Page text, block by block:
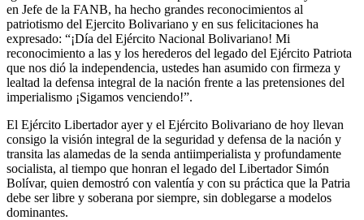
en Jefe de la FANB, ha hecho grandes reconocimientos al
patriotismo del Ejercito Bolivariano y en sus felicitaciones ha
expresado: “¡Día del Ejército Nacional Bolivariano! Mi
reconocimiento a las y los herederos del legado del Ejército Patriota
que nos dió la independencia, ustedes han asumido con firmeza y
lealtad la defensa integral de la nación frente a las pretensiones del
imperialismo ¡Sigamos venciendo!”.
El Ejército Libertador ayer y el Ejército Bolivariano de hoy llevan
consigo la visión integral de la seguridad y defensa de la nación y
transita las alamedas de la senda antiimperialista y profundamente
socialista, al tiempo que honran el legado del Libertador Simón
Bolívar, quien demostró con valentía y con su práctica que la Patria
debe ser libre y soberana por siempre, sin doblegarse a modelos
dominantes.